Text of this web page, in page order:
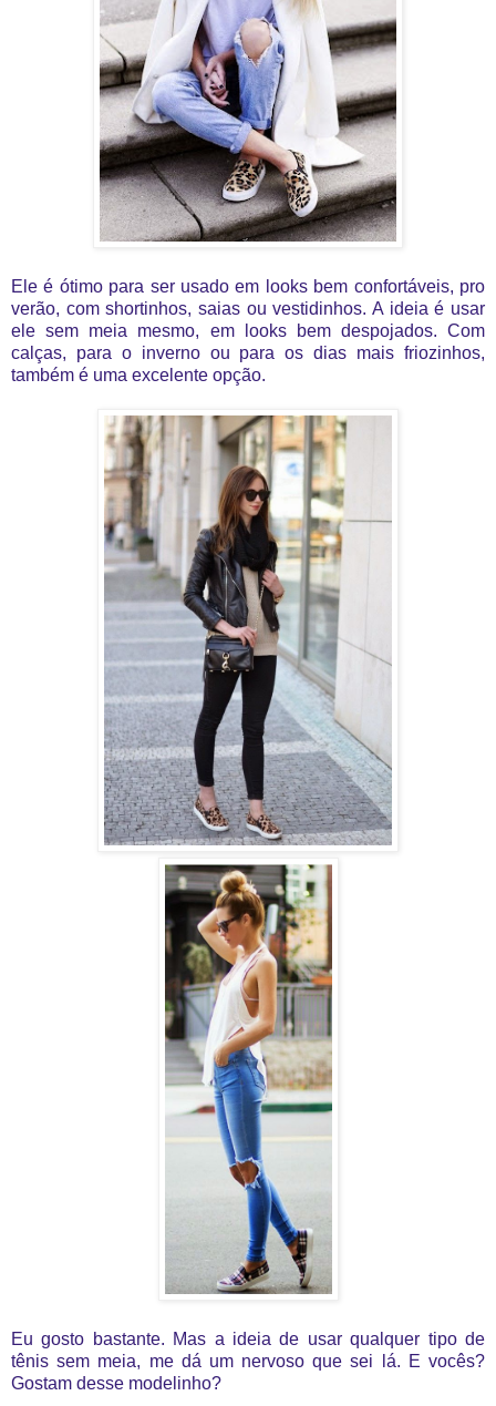
Ele é ótimo para ser usado em looks bem confortáveis, pro
verão, com shortinhos, saias ou vestidinhos. A ideia é usar
ele sem meia mesmo, em looks bem despojados. Com
calças, para o inverno ou para os dias mais friozinhos,
também é uma excelente opção.
Eu gosto bastante. Mas a ideia de usar qualquer tipo de
tênis sem meia, me dá um nervoso que sei lá. E vocês?
Gostam desse modelinho?